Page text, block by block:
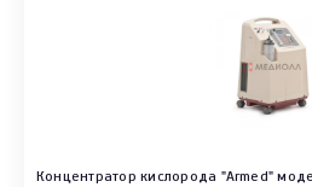
Концентратор кислорода "Armed"